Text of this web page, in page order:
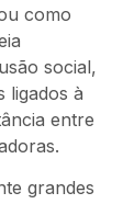
como
social,
ligados à
entre
grandes